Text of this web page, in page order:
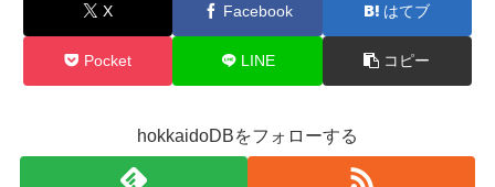
X Facebook はてブ
Pocket LINE コピー
hokkaidoDBをフォローする